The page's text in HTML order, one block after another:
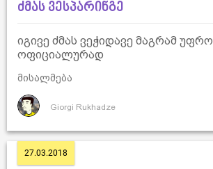
ძმას ვესპარინგე
იგივე ძმას ვეჭიდავე მაგრამ უფრო
ოფიციალურად
მისალმება
Giorgi Rukhadze
27.03.2018